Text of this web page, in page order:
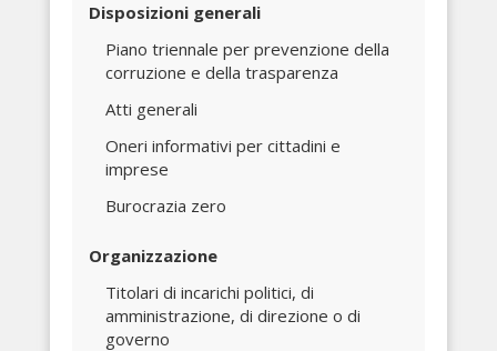
Disposizioni generali
Piano triennale per prevenzione della
corruzione e della trasparenza
Atti generali
Oneri informativi per cittadini e
imprese
Burocrazia zero
Organizzazione
Titolari di incarichi politici, di
amministrazione, di direzione o di
governo